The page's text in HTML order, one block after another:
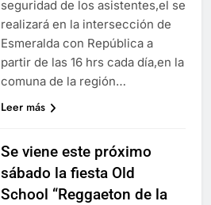
seguridad de los asistentes,el se
realizará en la intersección de
Esmeralda con República a
partir de las 16 hrs cada día,en la
comuna de la región…
Leer más
Se viene este próximo
sábado la fiesta Old
School “Reggaeton de la